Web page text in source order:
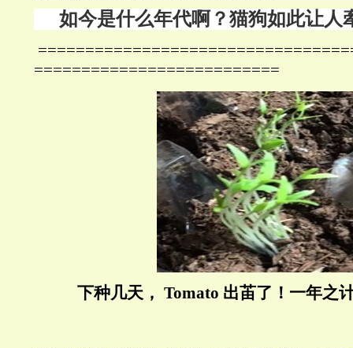
如今是什么年代啊？猫狗如此让人
==========================
下种几天， Tomato 出苖了！一年之